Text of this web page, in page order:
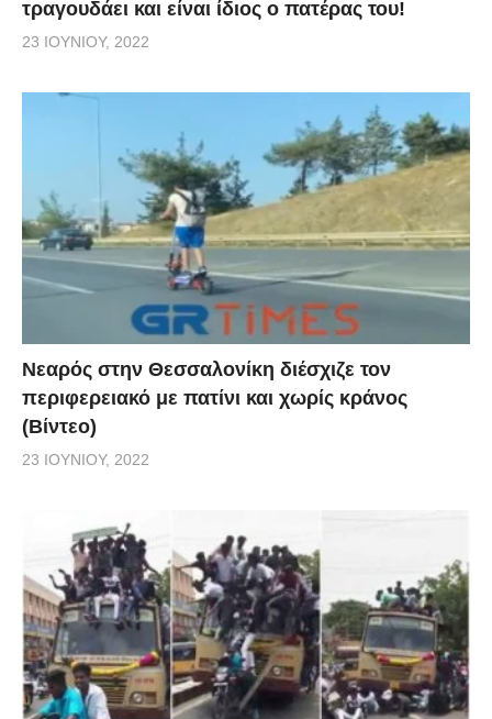
τραγουδάει και είναι ίδιος ο πατέρας του!
23 ΙΟΥΝΊΟΥ, 2022
Νεαρός στην Θεσσαλονίκη διέσχιζε τον
περιφερειακό με πατίνι και χωρίς κράνος
(Βίντεο)
23 ΙΟΥΝΊΟΥ, 2022